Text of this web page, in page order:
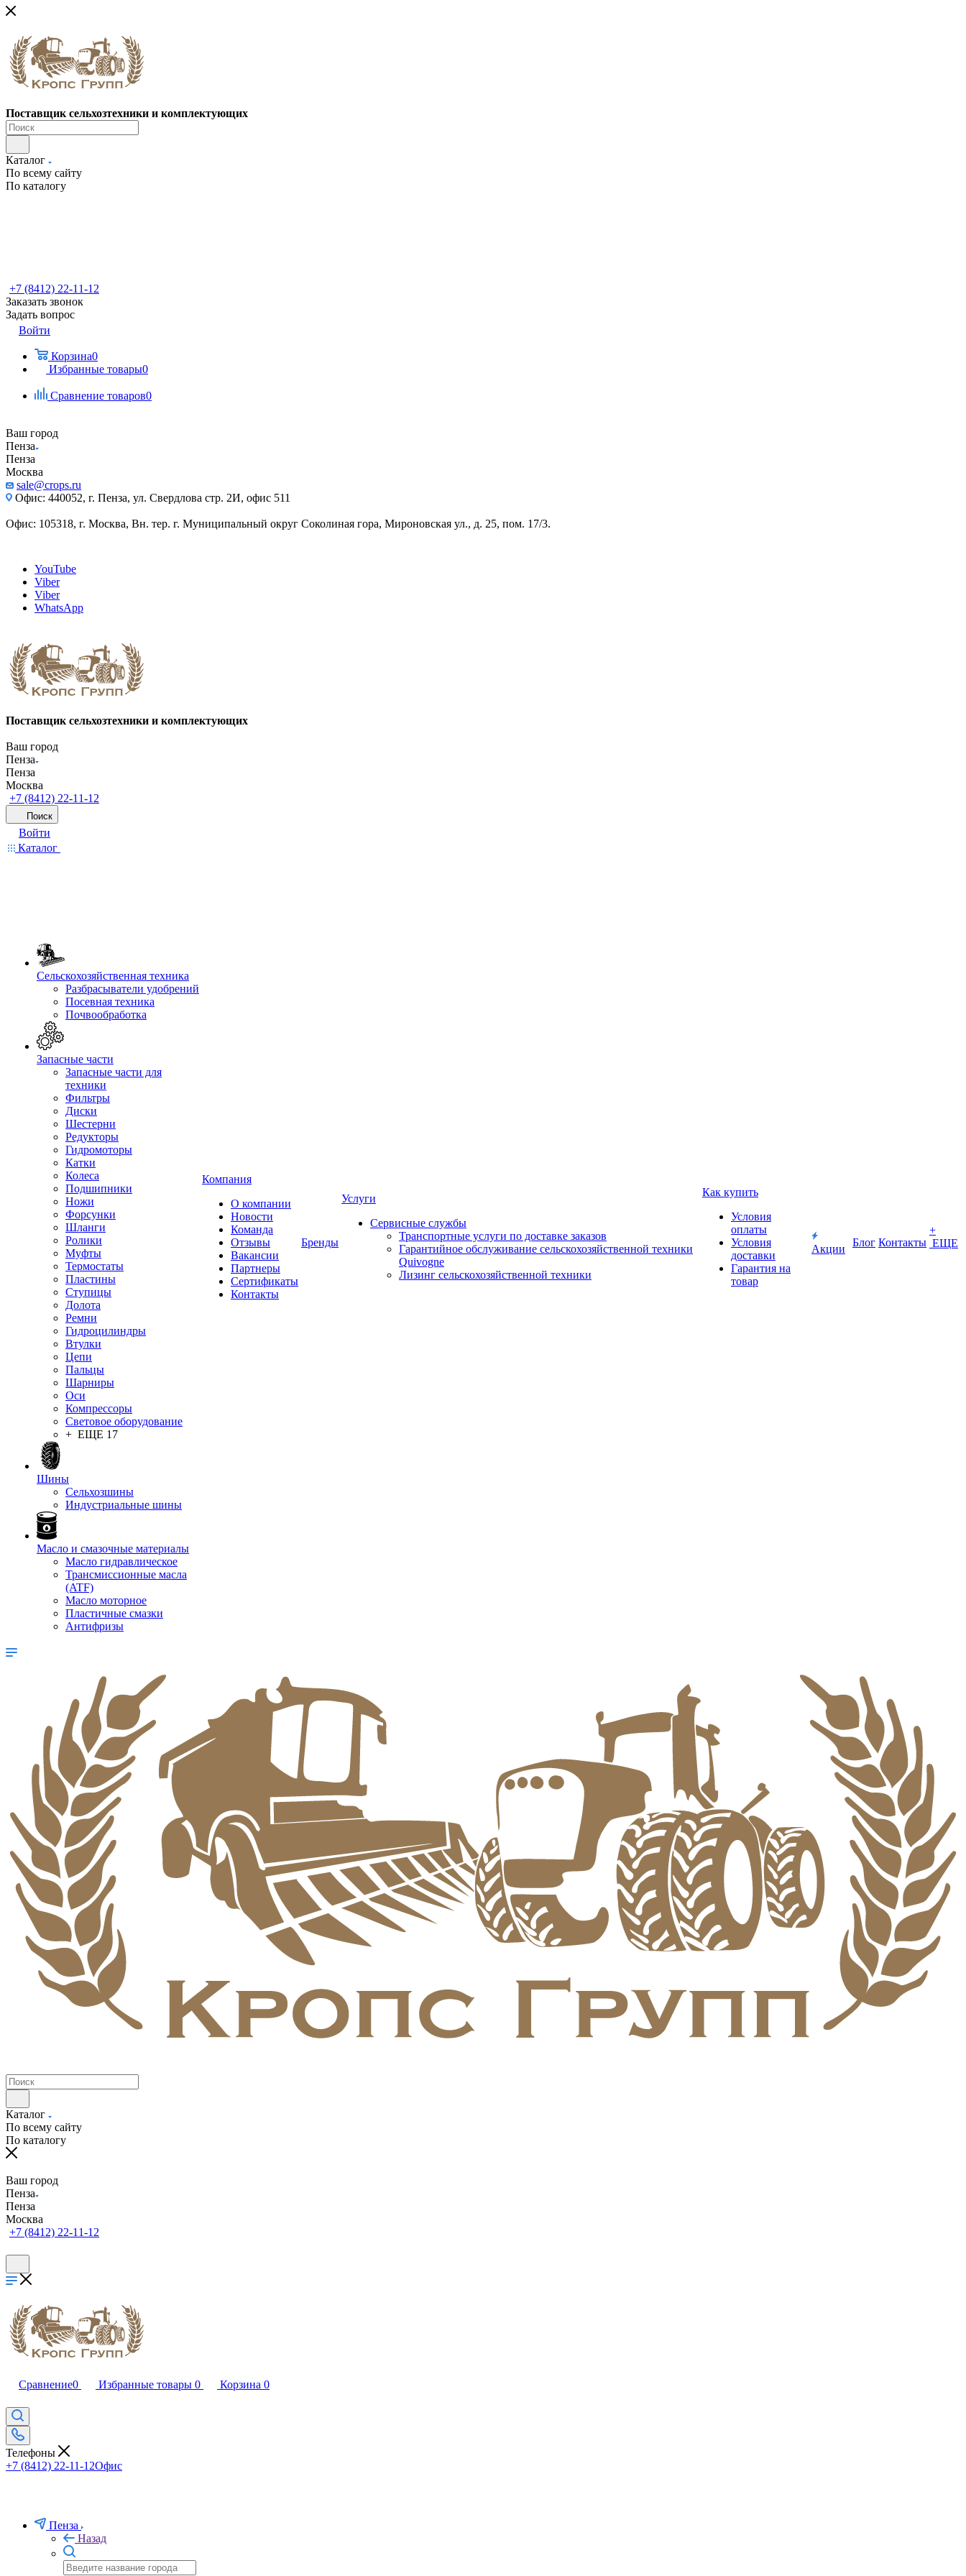
Поставщик сельхозтехники и комплектующих
Каталог
По всему сайту
По каталогу
+7 (8412) 22-11-12
Заказать звонок
Задать вопрос
Войти
Корзина0
Избранные товары0
Сравнение товаров0
Ваш город
Пенза
Пенза
Москва
sale@crops.ru
Офис: 440052, г. Пенза, ул. Свердлова стр. 2И, офис 511
Офис: 105318, г. Москва, Вн. тер. г. Муниципальный округ Соколиная гора, Мироновская ул., д. 25, пом. 17/3.
YouTube
Viber
Viber
WhatsApp
Поставщик сельхозтехники и комплектующих
Ваш город
Пенза
Пенза
Москва
+7 (8412) 22-11-12
Поиск
Войти
Каталог
Сельскохозяйственная техника
Разбрасыватели удобрений
Посевная техника
Почвообработка
Запасные части
Запасные части для
техники
Фильтры
Диски
Шестерни
Редукторы
Гидромоторы
Катки
Колеса
Подшипники
Ножи
Форсунки
Шланги
Ролики
Муфты
Термостаты
Пластины
Ступицы
Долота
Ремни
Гидроцилиндры
Втулки
Цепи
Пальцы
Шарниры
Оси
Компрессоры
Световое оборудование
+ ЕЩЕ 17
Шины
Сельхозшины
Индустриальные шины
Масло и смазочные материалы
Масло гидравлическое
Трансмиссионные масла
(ATF)
Масло моторное
Пластичные смазки
Антифризы
Компания
О компании
Новости
Команда
Отзывы
Вакансии
Партнеры
Сертификаты
Контакты
Бренды
Услуги
Сервисные службы
Транспортные услуги по доставке заказов
Гарантийное обслуживание сельскохозяйственной техники
Quivogne
Лизинг сельскохозяйственной техники
Как купить
Условия
оплаты
Условия
доставки
Гарантия на
товар
Акции
Блог Контакты
+
ЕЩЕ
Каталог
По всему сайту
По каталогу
Ваш город
Пенза
Пенза
Москва
+7 (8412) 22-11-12
Сравнение0 Избранные товары 0 Корзина 0
Телефоны
+7 (8412) 22-11-12Офис
Пенза
Назад